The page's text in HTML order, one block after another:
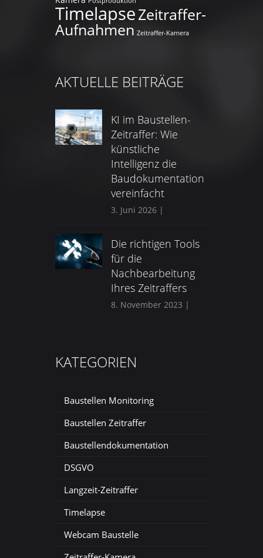
TimelapseZeitraffer-
Aufnahmen Zeitraffer-Kamera
AKTUELLE BEITRÄGE
KI im Baustellen-
Zeitraffer: Wie
künstliche
Intelligenz die
Baudokumentation
vereinfacht
3. Juni 2026 |
Die richtigen Tools
für die
Nachbearbeitung
Ihres Zeitraffers
8. November 2023 |
KATEGORIEN
Baustellen Monitoring
Baustellen Zeitraffer
Baustellendokumentation
DSGVO
Langzeit-Zeitraffer
Timelapse
Webcam Baustelle